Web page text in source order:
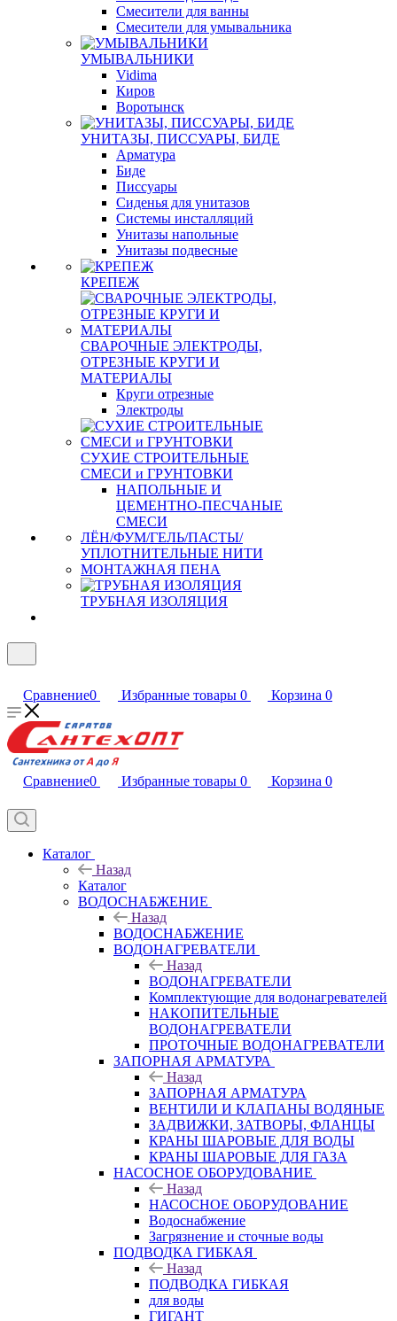
Смесители для ванны
Смесители для умывальника
УМЫВАЛЬНИКИ
Vidima
Киров
Воротынск
УНИТАЗЫ, ПИССУАРЫ, БИДЕ
Арматура
Биде
Писсуары
Сиденья для унитазов
Системы инсталляций
Унитазы напольные
Унитазы подвесные
КРЕПЕЖ
СВАРОЧНЫЕ ЭЛЕКТРОДЫ,
ОТРЕЗНЫЕ КРУГИ И
МАТЕРИАЛЫ
Круги отрезные
Электроды
СУХИЕ СТРОИТЕЛЬНЫЕ
СМЕСИ и ГРУНТОВКИ
НАПОЛЬНЫЕ И
ЦЕМЕНТНО-ПЕСЧАНЫЕ
СМЕСИ
ЛЁН/ФУМ/ГЕЛЬ/ПАСТЫ/
УПЛОТНИТЕЛЬНЫЕ НИТИ
МОНТАЖНАЯ ПЕНА
ТРУБНАЯ ИЗОЛЯЦИЯ
Сравнение0 Избранные товары 0 Корзина 0
Сравнение0 Избранные товары 0 Корзина 0
Каталог
Назад
Каталог
ВОДОСНАБЖЕНИЕ
Назад
ВОДОСНАБЖЕНИЕ
ВОДОНАГРЕВАТЕЛИ
Назад
ВОДОНАГРЕВАТЕЛИ
Комплектующие для водонагревателей
НАКОПИТЕЛЬНЫЕ
ВОДОНАГРЕВАТЕЛИ
ПРОТОЧНЫЕ ВОДОНАГРЕВАТЕЛИ
ЗАПОРНАЯ АРМАТУРА
Назад
ЗАПОРНАЯ АРМАТУРА
ВЕНТИЛИ И КЛАПАНЫ ВОДЯНЫЕ
ЗАДВИЖКИ, ЗАТВОРЫ, ФЛАНЦЫ
КРАНЫ ШАРОВЫЕ ДЛЯ ВОДЫ
КРАНЫ ШАРОВЫЕ ДЛЯ ГАЗА
НАСОСНОЕ ОБОРУДОВАНИЕ
Назад
НАСОСНОЕ ОБОРУДОВАНИЕ
Водоснабжение
Загрязнение и сточные воды
ПОДВОДКА ГИБКАЯ
Назад
ПОДВОДКА ГИБКАЯ
для воды
ГИГАНТ